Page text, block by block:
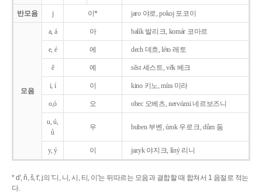
반모음 j 이* jaro 야로, pokoj 포코이
모음
a, á 아 balík 발리크, komár 코마르
e, é 에 dech 데흐, léto 레토
ě 예 sěst 셰스트, věk 베크
i, í 이 kino 키노, míra 미라
o,ó 오 obec 오베츠, nervózni 네르보즈니
u, ú,
ů
우 buben 부벤, úrok 우로크, dům 둠
y, ý 이 jazyk야지크, líný 리니
* d', ň, š, t', j의 '디, 니, 시, 티, 이'는 뒤따르는 모음과 결합할 때 합쳐서 1 음절로 적는
다.